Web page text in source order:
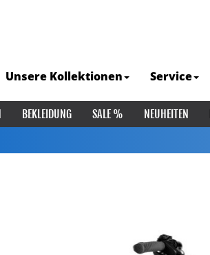
Unsere Kollektionen Service
BEKLEIDUNG SALE % NEUHEITEN